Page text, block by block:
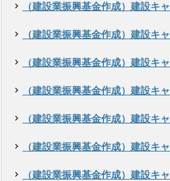
（建設業振興基金作成）建設
（建設業振興基金作成）建設
（建設業振興基金作成）建設
（建設業振興基金作成）建設
（建設業振興基金作成）建設
（建設業振興基金作成）建設
（建設業振興基金作成）建設